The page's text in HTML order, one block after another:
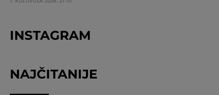
INSTAGRAM
NAJČITANIJE